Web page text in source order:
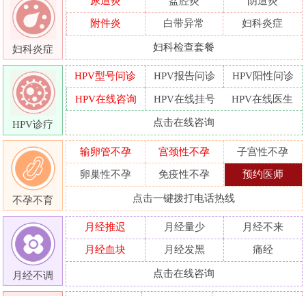
妇科炎症
附件炎
白带异常 妇科炎症
妇科检查套餐
HPV诊疗
HPV型号问诊 HPV报告问诊
HPV阳性问诊
HPV在线咨询
HPV在线挂号 HPV在线医生
点击在线咨询
不孕不育
输卵管不孕 宫颈性不孕
子宫性不孕
卵巢性不孕
免疫性不孕 预约医师
点击一键拨打电话热线
月经不调
月经推迟 月经量少
月经不来
月经血块
月经发黑 痛经
点击在线咨询